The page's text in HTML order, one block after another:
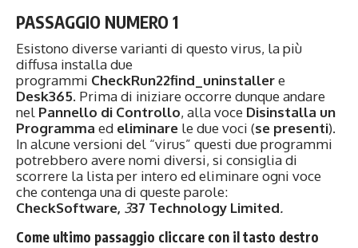
PASSAGGIO NUMERO 1
Esistono diverse varianti di questo virus, la più
diffusa installa due
programmi CheckRun22find_uninstallere
Desk365. Prima di iniziare occorre dunque andare
nel Pannello di Controllo, alla voce Disinstalla un
Programma ed eliminare le due voci (se presenti).
In alcune versioni del “virus” questi due programmi
potrebbero avere nomi diversi, si consiglia di
scorrere la lista per intero ed eliminare ogni voce
che contenga una di queste parole:
CheckSoftware, 337 Technology Limited.
Come ultimo passaggio cliccare con iltasto destro